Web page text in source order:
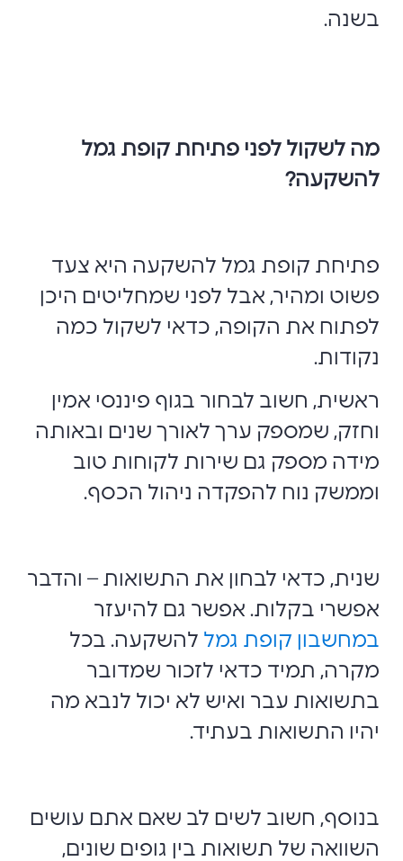
בשנה.
מה לשקול לפני פתיחת קופת גמל
להשקעה?
פתיחת קופת גמל להשקעה היא צעד
פשוט ומהיר, אבל לפני שמחליטים היכן
לפתוח את הקופה, כדאי לשקול כמה
נקודות.
ראשית, חשוב לבחור בגוף פיננסי אמין
וחזק, שמספק ערך לאורך שנים ובאותה
מידה מספק גם שירות לקוחות טוב
וממשק נוח להפקדה ניהול הכסף.
שנית, כדאי לבחון את התשואות – והדבר
אפשרי בקלות. אפשר גם להיעזר
במחשבון קופת גמל להשקעה. בכל
מקרה, תמיד כדאי לזכור שמדובר
בתשואות עבר ואיש לא יכול לנבא מה
יהיו התשואות בעתיד.
בנוסף, חשוב לשים לב שאם אתם עושים
השוואה של תשואות בין גופים שונים,